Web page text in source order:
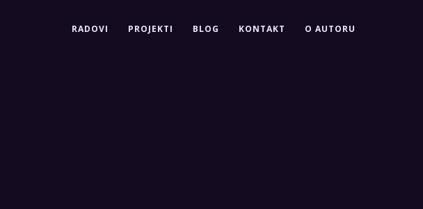
RADOVI PROJEKTI BLOG KONTAKT O AUTORU